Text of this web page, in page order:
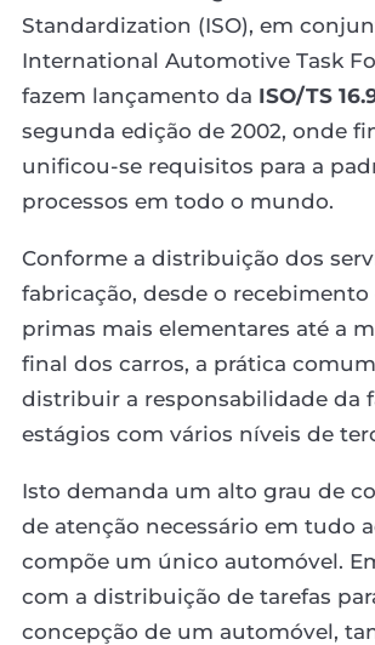
Standardization (ISO), em
International Automotive Task
fazem lançamento da ISO/TS
segunda edição de 2002, onde
unificou-se requisitos para a
processos em todo o mundo.
Conforme a distribuição dos
fabricação, desde o recebimento
primas mais elementares até a
final dos carros, a prática
distribuir a responsabilidade da
estágios com vários níveis de
Isto demanda um alto grau de
de atenção necessário em tudo
compõe um único automóvel.
com a distribuição de tarefas
concepção de um automóvel,